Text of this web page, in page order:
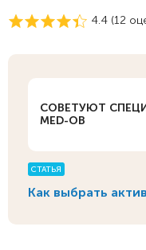
4.4 (12
СОВЕТУЮТ
MED-OB
СТАТЬЯ
Как выбрать